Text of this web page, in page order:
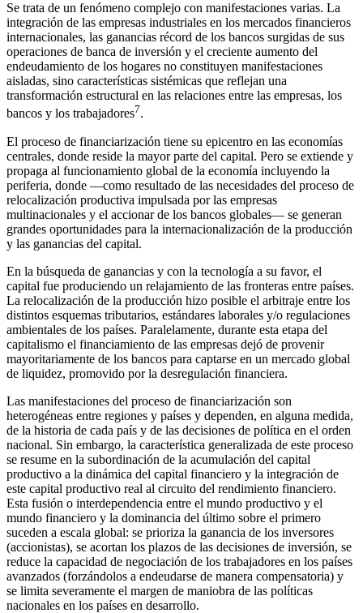
Se trata de un fenómeno complejo con manifestaciones varias. La
integración de las empresas industriales en los mercados financieros
internacionales, las ganancias récord de los bancos surgidas de sus
operaciones de banca de inversión y el creciente aumento del
endeudamiento de los hogares no constituyen manifestaciones
aisladas, sino características sistémicas que reflejan una
transformación estructural en las relaciones entre las empresas, los
bancos y los trabajadores7.
El proceso de financiarización tiene su epicentro en las economías
centrales, donde reside la mayor parte del capital. Pero se extiende y
propaga al funcionamiento global de la economía incluyendo la
periferia, donde —como resultado de las necesidades del proceso de
relocalización productiva impulsada por las empresas
multinacionales y el accionar de los bancos globales— se generan
grandes oportunidades para la internacionalización de la producción
y las ganancias del capital.
En la búsqueda de ganancias y con la tecnología a su favor, el
capital fue produciendo un relajamiento de las fronteras entre países.
La relocalización de la producción hizo posible el arbitraje entre los
distintos esquemas tributarios, estándares laborales y/o regulaciones
ambientales de los países. Paralelamente, durante esta etapa del
capitalismo el financiamiento de las empresas dejó de provenir
mayoritariamente de los bancos para captarse en un mercado global
de liquidez, promovido por la desregulación financiera.
Las manifestaciones del proceso de financiarización son
heterogéneas entre regiones y países y dependen, en alguna medida,
de la historia de cada país y de las decisiones de política en el orden
nacional. Sin embargo, la característica generalizada de este proceso
se resume en la subordinación de la acumulación del capital
productivo a la dinámica del capital financiero y la integración de
este capital productivo real al circuito del rendimiento financiero.
Esta fusión o interdependencia entre el mundo productivo y el
mundo financiero y la dominancia del último sobre el primero
suceden a escala global: se prioriza la ganancia de los inversores
(accionistas), se acortan los plazos de las decisiones de inversión, se
reduce la capacidad de negociación de los trabajadores en los países
avanzados (forzándolos a endeudarse de manera compensatoria) y
se limita severamente el margen de maniobra de las políticas
nacionales en los países en desarrollo.